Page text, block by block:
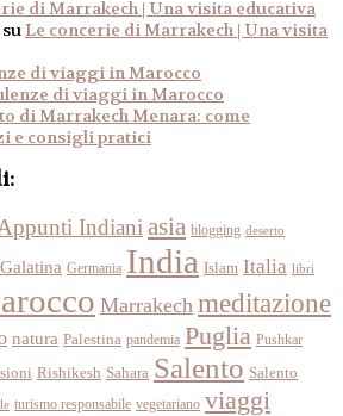
di Marrakech | Una visita educativa
suLe concerie di Marrakech | Una visita
di viaggi in Marocco
di viaggi in Marocco
di Marrakech Menara: come
e consigli pratici
Appunti Indiani asia blogging deserto
Galatina Germania India Islam Italia libri
Marrakech meditazione
natura Palestina pandemia Puglia Pushkar
Rishikesh Sahara Salento Salento
turismo responsabile vegetariano viaggi